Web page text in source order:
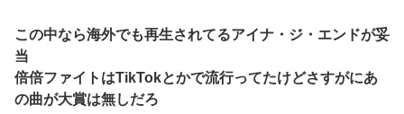
この中なら海外でも再生されてるアイナ・ジ・エンドが妥
当
倍倍ファイトはTikTokとかで流行ってたけどさすがにあ
の曲が大賞は無しだろ